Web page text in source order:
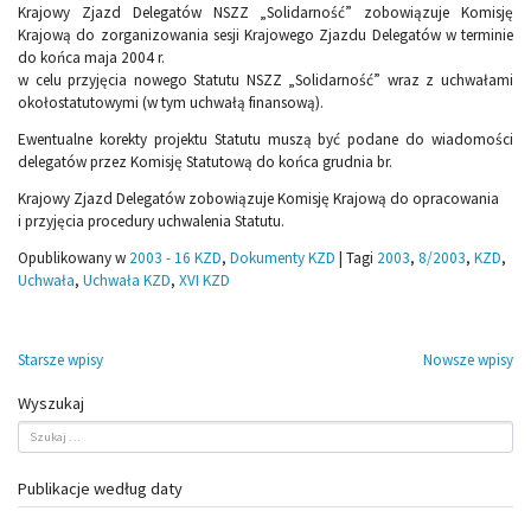
Krajowy Zjazd Delegatów NSZZ „Solidarność” zobowiązuje Komisję
Krajową do zorganizowania sesji Krajowego Zjazdu Delegatów w terminie
do końca maja 2004 r.
w celu przyjęcia nowego Statutu NSZZ „Solidarność” wraz z uchwałami
okołostatutowymi (w tym uchwałą finansową).
Ewentualne korekty projektu Statutu muszą być podane do wiadomości
delegatów przez Komisję Statutową do końca grudnia br.
Krajowy Zjazd Delegatów zobowiązuje Komisję Krajową do opracowania
i przyjęcia procedury uchwalenia Statutu.
Opublikowany w 2003 - 16 KZD, Dokumenty KZD | Tagi 2003, 8/2003, KZD,
Uchwała, Uchwała KZD, XVI KZD
Nawigacja
po
wpisach
Starsze wpisy Nowsze wpisy
Wyszukaj
Publikacje według daty